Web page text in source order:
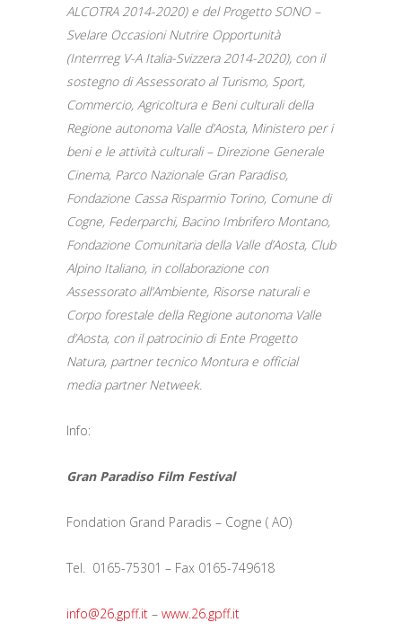
ALCOTRA 2014-2020) e del Progetto SONO –
Svelare Occasioni Nutrire Opportunità
(Interrreg V-A Italia-Svizzera 2014-2020), con il
sostegno di Assessorato al Turismo, Sport,
Commercio, Agricoltura e Beni culturali della
Regione autonoma Valle d’Aosta, Ministero per i
beni e le attività culturali – Direzione Generale
Cinema, Parco Nazionale Gran Paradiso,
Fondazione Cassa Risparmio Torino, Comune di
Cogne, Federparchi, Bacino Imbrifero Montano,
Fondazione Comunitaria della Valle d’Aosta, Club
Alpino Italiano, in collaborazione con
Assessorato all’Ambiente, Risorse naturali e
Corpo forestale della Regione autonoma Valle
d’Aosta, con il patrocinio di Ente Progetto
Natura, partner tecnico Montura e official
media partner Netweek.
Info:
Gran Paradiso Film Festival
Fondation Grand Paradis – Cogne ( AO)
Tel. 0165-75301 – Fax 0165-749618
info@26.gpff.it – www.26.gpff.it